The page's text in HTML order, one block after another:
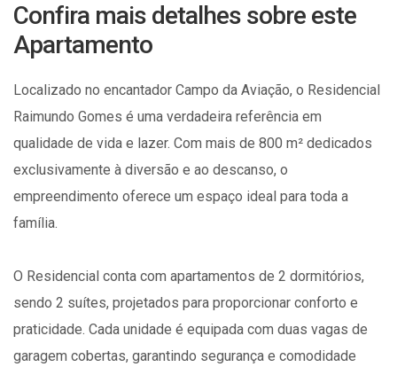
Confira mais detalhes sobre este
Apartamento
Localizado no encantador Campo da Aviação, o Residencial
Raimundo Gomes é uma verdadeira referência em
qualidade de vida e lazer. Com mais de 800 m² dedicados
exclusivamente à diversão e ao descanso, o
empreendimento oferece um espaço ideal para toda a
família.
O Residencial conta com apartamentos de 2 dormitórios,
sendo 2 suítes, projetados para proporcionar conforto e
praticidade. Cada unidade é equipada com duas vagas de
garagem cobertas, garantindo segurança e comodidade